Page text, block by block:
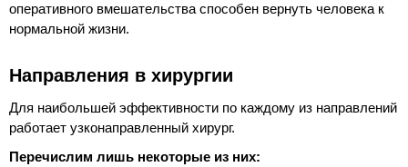
оперативного вмешательства способен вернуть человека к
нормальной жизни.
Направления в хирургии
Для наибольшей эффективности по каждому из направлений
работает узконаправленный хирург.
Перечислим лишь некоторые из них: